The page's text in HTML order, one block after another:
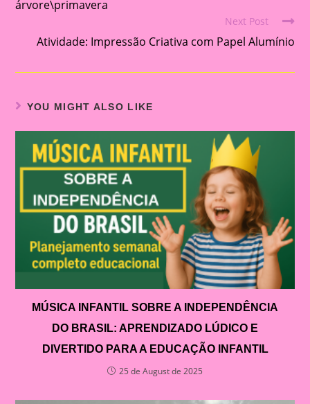
árvore\primavera
Next Post
Atividade: Impressão Criativa com Papel Alumínio
YOU MIGHT ALSO LIKE
MÚSICA INFANTIL SOBRE A INDEPENDÊNCIA
DO BRASIL: APRENDIZADO LÚDICO E
DIVERTIDO PARA A EDUCAÇÃO INFANTIL
25 de August de 2025